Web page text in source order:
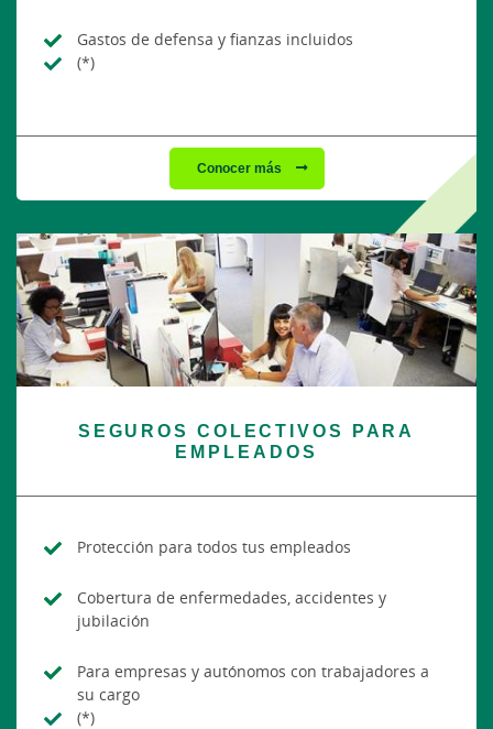
Gastos de defensa y fianzas incluidos
(*)
Conocer más
SEGUROS COLECTIVOS PARA
EMPLEADOS
Protección para todos tus empleados
Cobertura de enfermedades, accidentes y
jubilación
Para empresas y autónomos con trabajadores a
su cargo
(*)